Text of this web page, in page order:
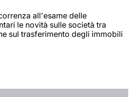
all'esame delle
le novità sulle società tra
sul trasferimento degli immobili